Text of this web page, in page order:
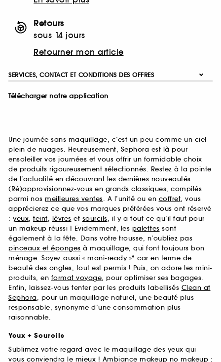
Retours
sous 14 jours
Retourner mon article
SERVICES, CONTACT ET CONDITIONS DES OFFRES
Télécharger notre application
Une journée sans maquillage, c’est un peu comme un ciel
plein de nuages. Heureusement, Sephora est là pour
ensoleiller vos journées et vous offrir un formidable choix
de produits rigoureusement sélectionnés. Restez à la pointe
de l’actualité en découvrant les dernières nouveautés.
(Ré)approvisionnez-vous en grands classiques, compilés
parmi nos meilleures ventes. A l’unité ou en coffret, vous
apprécierez ce que vos marques préférées vous ont réservé
: yeux, teint, lèvres et sourcils, il y a tout ce qu’il faut pour
un makeup réussi ! Evidemment, les palettes sont
également à la fête. Dans votre trousse, n’oubliez pas
pinceaux et éponges à maquillage, qui font toujours bon
ménage. Soyez aussi « mani-ready »* car en terme de
beauté des ongles, tout est permis ! Puis, on adore les mini-
produits, en format voyage, pour optimiser ses bagages.
Enfin, laissez-vous tenter par les produits labellisés Clean at
Sephora, pour un maquillage naturel, une beauté plus
responsable, synonyme d’une consommation plus
raisonnable.
Yeux + Sourcils
Sublimez votre regard avec le maquillage des yeux qui
vous conviendra le mieux ! Ambiance makeup no makeup :